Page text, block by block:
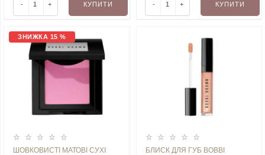
- + КУПИТИ - + КУПИТИ
ЗНИЖКА 15 %
ШОВКОВИСТІ МАТОВІ СУХІ
БЛИСК ДЛЯ ГУБ BOBBI